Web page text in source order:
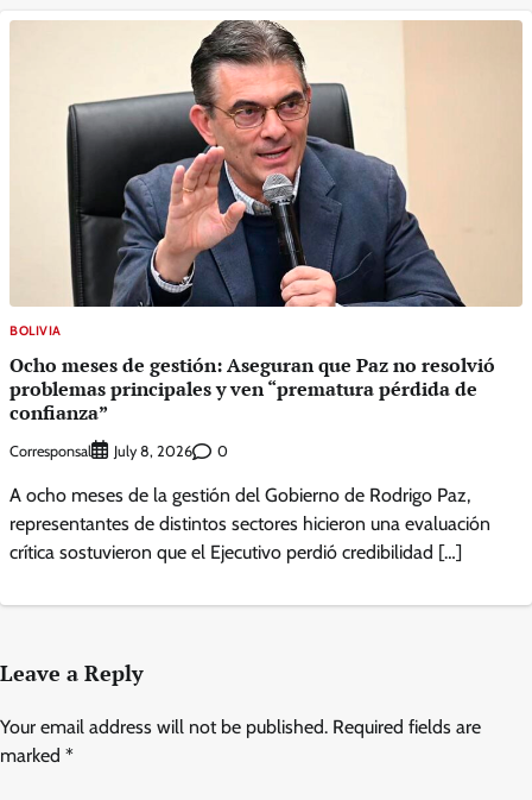
BOLIVIA
Ocho meses de gestión: Aseguran que Paz no resolvió
problemas principales y ven “prematura pérdida de
confianza”
Corresponsal July 8, 2026 0
A ocho meses de la gestión del Gobierno de Rodrigo Paz,
representantes de distintos sectores hicieron una evaluación
crítica sostuvieron que el Ejecutivo perdió credibilidad […]
Leave a Reply
Your email address will not be published. Required fields are
marked *